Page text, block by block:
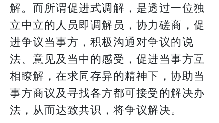
解。而所谓促进式调解，是透过一位独
立中立的人员即调解员，协力磋商，促
进争议当事方，积极沟通对争议的说
法、意见及当中的感受，促进当事方互
相瞭解，在求同存异的精神下，协助当
事方商议及寻找各方都可接受的解决办
法，从而达致共识，将争议解决。